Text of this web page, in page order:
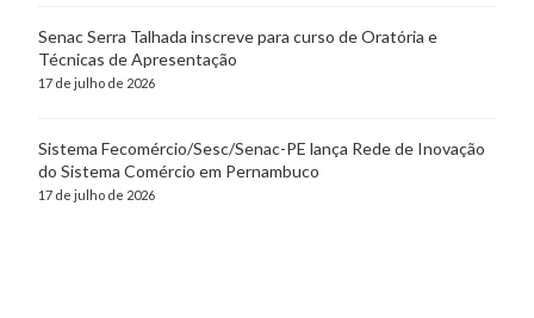
Senac Serra Talhada inscreve para curso de Oratória e
Técnicas de Apresentação
17 de julho de 2026
Sistema Fecomércio/Sesc/Senac-PE lança Rede de Inovação
do Sistema Comércio em Pernambuco
17 de julho de 2026